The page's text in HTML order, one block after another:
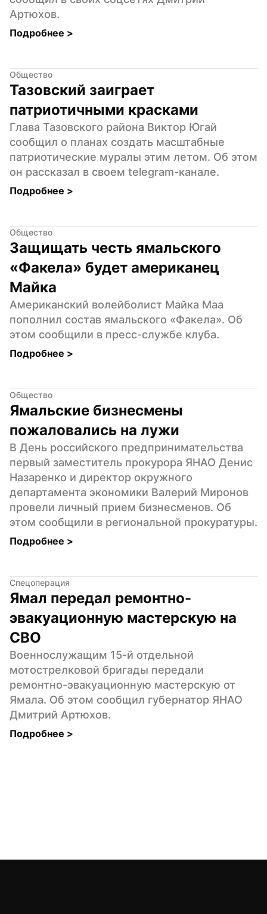
Артюхов.
Подробнее >
Общество
Тазовский заиграет
патриотичными красками
Глава Тазовского района Виктор Югай
сообщил о планах создать масштабные
патриотические муралы этим летом. Об этом
он рассказал в своем telegram-канале.
Подробнее >
Общество
Защищать честь ямальского
«Факела» будет американец
Майка
Американский волейболист Майка Маа
пополнил состав ямальского «Факела». Об
этом сообщили в пресс-службе клуба.
Подробнее >
Общество
Ямальские бизнесмены
пожаловались на лужи
В День российского предпринимательства
первый заместитель прокурора ЯНАО Денис
Назаренко и директор окружного
департамента экономики Валерий Миронов
провели личный прием бизнесменов. Об
этом сообщили в региональной прокуратуры.
Подробнее >
Спецоперация
Ямал передал ремонтно-
эвакуационную мастерскую на
СВО
Военнослужащим 15-й отдельной
мотострелковой бригады передали
ремонтно-эвакуационную мастерскую от
Ямала. Об этом сообщил губернатор ЯНАО
Дмитрий Артюхов.
Подробнее >